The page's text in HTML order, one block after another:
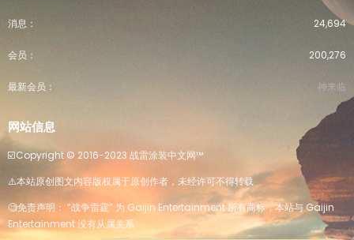
消息 24,694
会员 200,276
最新会员 神来临
网站信息
☑️Copyright ©️ 2016-2023 战雷涂装中文网™️
⚠️本站原创图文内容版权属于原创作者，未经许可不得转载
🧐免责声明： “战争雷霆” 为 Gaijin Entertainment 所有商标，本站与 Gaijin
Entertainment 没有从属关系